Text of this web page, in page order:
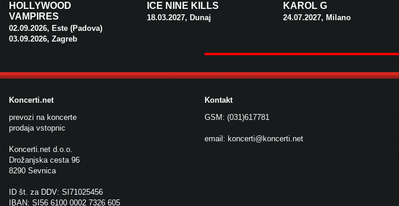
HOLLYWOOD
VAMPIRES
02.09.2026, Este (Padova)
03.09.2026, Zagreb
ICE NINE KILLS
18.03.2027, Dunaj
KAROL G
24.07.2027, Milano
Koncerti.net
prevozi na koncerte
prodaja vstopnic
Koncerti.net d.o.o.
Drožanjska cesta 96
8290 Sevnica
ID št. za DDV: SI71025456
IBAN: SI56 6100 0002 7326 605
Kontakt
GSM: (031)617781
email: koncerti@koncerti.net